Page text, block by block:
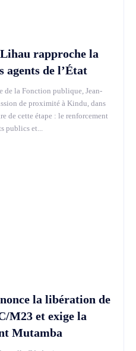
rapproche la
agents de l’État
de la Fonction publique, Jean-
de proximité à Kindu, dans
de cette étape : le renforcement
publics et...
la libération de
M23 et exige la
Mutamba